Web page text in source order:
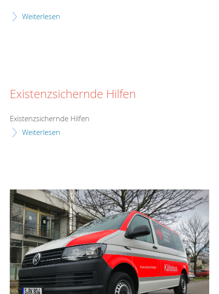
Weiterlesen
Existenzsichernde Hilfen
Existenzsichernde Hilfen
Weiterlesen